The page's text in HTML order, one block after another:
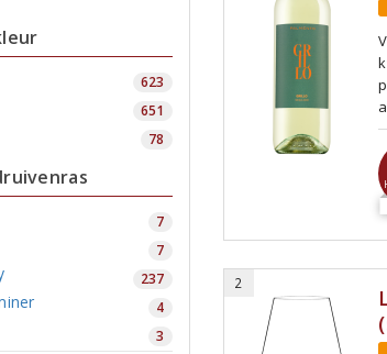
623
651
78
7
7
237
4
3
2